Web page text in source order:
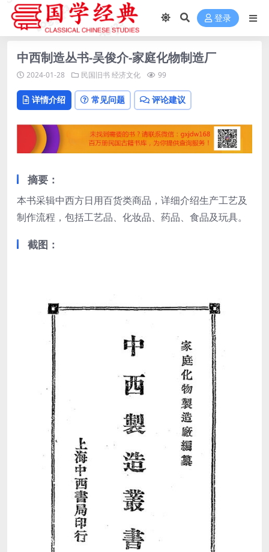
登录
中西制造丛书-吴俊介-家庭化物制造厂
2024-01-28 民国旧书 经济文化 99
详情介绍 常见问题 评论建议
摘要：
本书采辑中西方日用百货类商品，详细介绍生产工艺及
制作流程，包括工艺品、化妆品、药品、食品及玩具。
截图：